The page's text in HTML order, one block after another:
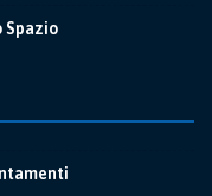
Spazio